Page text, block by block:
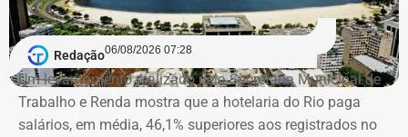
Ambos firmaram delação
premiada e devem
cumprir o tempo de prisão
Redação06/08/2026 07:28
Um levantamento realizado pela Secretaria Municipal de
Trabalho e Renda mostra que a hotelaria do Rio paga
salários, em média, 46,1% superiores aos registrados no